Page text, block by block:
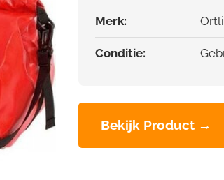
Merk:
Conditie:
Bekijk Product →